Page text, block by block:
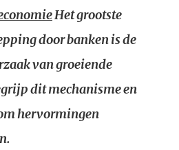
Het grootste
door banken is de
van groeiende
dit mechanisme en
hervormingen